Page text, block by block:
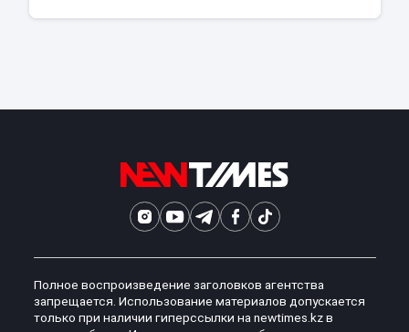
Полное воспроизведение заголовков агентства
запрещается. Использование материалов допускается
только при наличии гиперссылки на newtimes.kz в